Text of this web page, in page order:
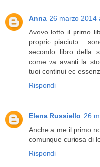
Anna 26 marzo 2014
Avevo letto il primo
proprio piaciuto...
secondo libro della
come va avanti la
tuoi continui ed
Rispondi
Elena Russiello 26
Anche a me il primo
comunque curiosa di
Rispondi